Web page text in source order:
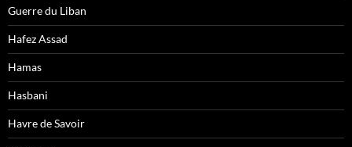
Guerre du Liban
Hafez Assad
Hamas
Hasbani
Havre de Savoir